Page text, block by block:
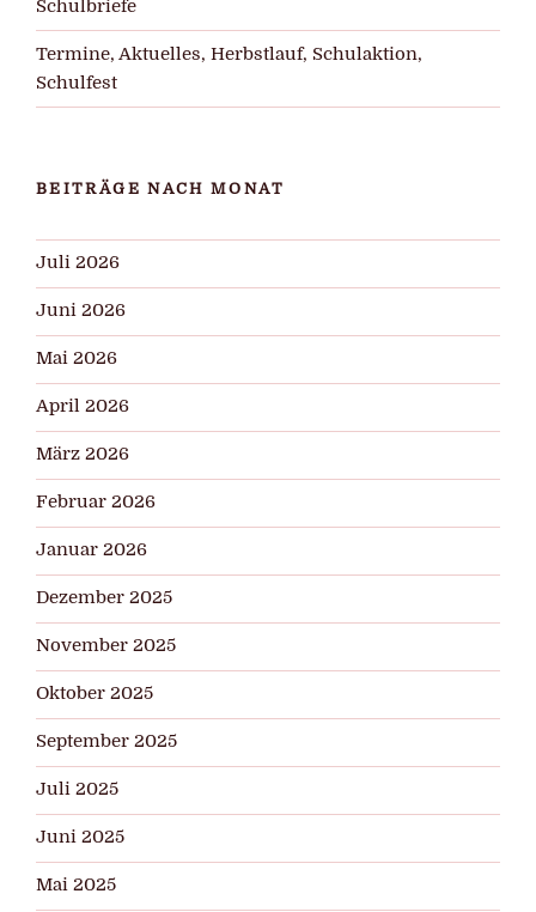
Schulbriefe
Termine, Aktuelles, Herbstlauf, Schulaktion,
Schulfest
BEITRÄGE NACH MONAT
Juli 2026
Juni 2026
Mai 2026
April 2026
März 2026
Februar 2026
Januar 2026
Dezember 2025
November 2025
Oktober 2025
September 2025
Juli 2025
Juni 2025
Mai 2025